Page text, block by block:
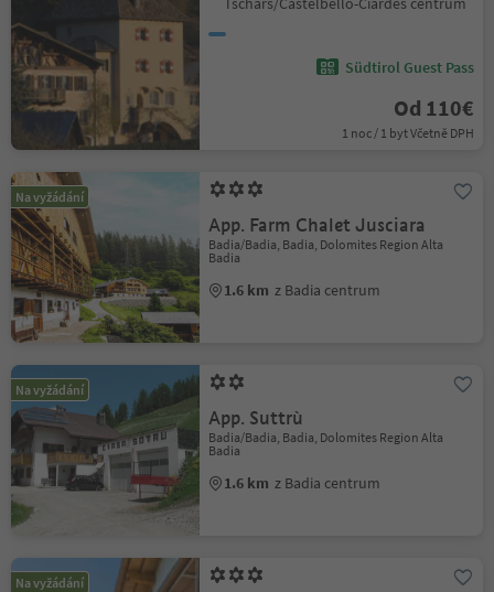
Südtirol Guest Pass
Od 110€
1 noc / 1 byt Včetně DPH
Na vyžádání
App. Farm Chalet Jusciara
Badia/Badia, Badia, Dolomites Region Alta
Badia
1.6 km z Badia centrum
Na vyžádání
App. Suttrù
Badia/Badia, Badia, Dolomites Region Alta
Badia
1.6 km z Badia centrum
Na vyžádání